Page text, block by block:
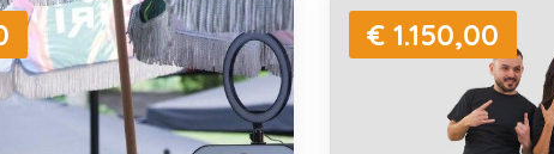
€ 1.150,00